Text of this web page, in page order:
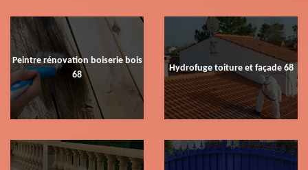
Peintre rénovation boiserie bois
68
Hydrofuge toiture et façade 68